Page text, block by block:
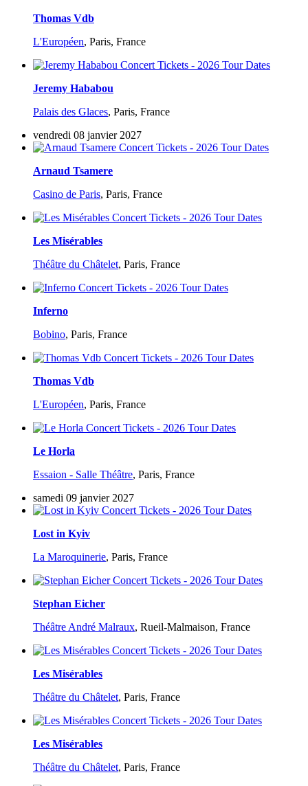
Thomas Vdb
L'Européen, Paris, France
Jeremy Hababou
Palais des Glaces, Paris, France
vendredi 08 janvier 2027
Arnaud Tsamere
Casino de Paris, Paris, France
Les Misérables
Théâtre du Châtelet, Paris, France
Inferno
Bobino, Paris, France
Thomas Vdb
L'Européen, Paris, France
Le Horla
Essaion - Salle Théâtre, Paris, France
samedi 09 janvier 2027
Lost in Kyiv
La Maroquinerie, Paris, France
Stephan Eicher
Théâtre André Malraux, Rueil-Malmaison, France
Les Misérables
Théâtre du Châtelet, Paris, France
Les Misérables
Théâtre du Châtelet, Paris, France